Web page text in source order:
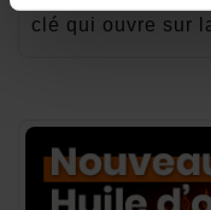
clé qui ouvre sur